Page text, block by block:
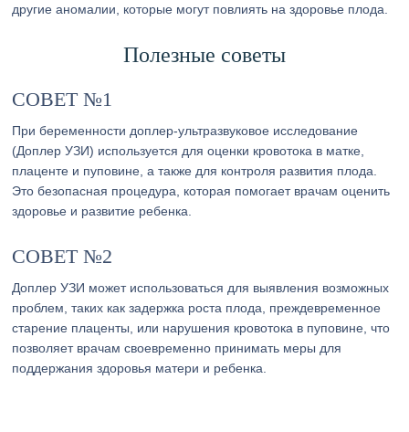
другие аномалии, которые могут повлиять на здоровье плода.
Полезные советы
СОВЕТ №1
При беременности доплер-ультразвуковое исследование
(Доплер УЗИ) используется для оценки кровотока в матке,
плаценте и пуповине, а также для контроля развития плода.
Это безопасная процедура, которая помогает врачам оценить
здоровье и развитие ребенка.
СОВЕТ №2
Доплер УЗИ может использоваться для выявления возможных
проблем, таких как задержка роста плода, преждевременное
старение плаценты, или нарушения кровотока в пуповине, что
позволяет врачам своевременно принимать меры для
поддержания здоровья матери и ребенка.